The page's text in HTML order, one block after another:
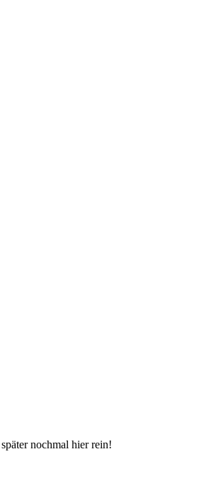
nochmal hier rein!